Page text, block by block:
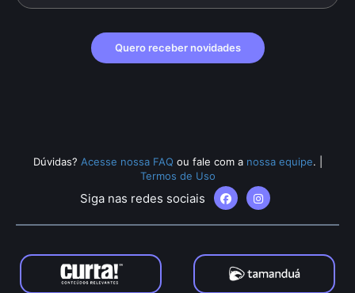
Quero receber novidades
Dúvidas? Acesse nossa FAQ ou fale com a nossa equipe.
Termos de Uso
Siga nas redes sociais